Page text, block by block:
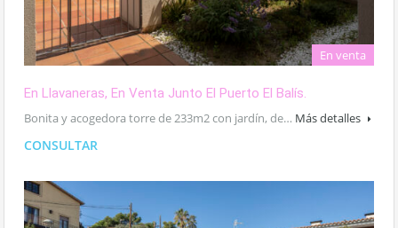
En venta
En Llavaneras, En Venta Junto El Puerto El Balís.
Bonita y acogedora torre de 233m2 con jardín, de… Más detalles
CONSULTAR